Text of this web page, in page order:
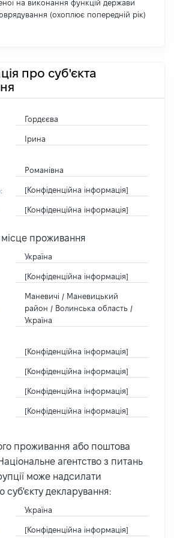
на виконання функцій держави
(охоплює попередній рік)
про суб'єкта
Гордєєва
Ірина
Романівна
[Конфіденційна інформація]
[Конфіденційна інформація]
проживання
Україна
[Конфіденційна інформація]
Маневичі / Маневицький
район / Волинська область /
Україна
[Конфіденційна інформація]
[Конфіденційна інформація]
[Конфіденційна інформація]
[Конфіденційна інформація]
проживання або поштова
агентство з питань
може надсилати
суб'єкту декларування:
Україна
[Конфіденційна інформація]